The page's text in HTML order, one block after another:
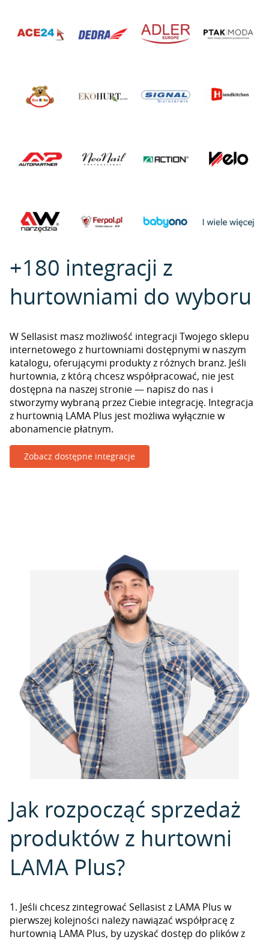
+180 integracji z
hurtowniami do wyboru
W Sellasist masz możliwość integracji Twojego sklepu
internetowego z hurtowniami dostępnymi w naszym
katalogu, oferującymi produkty z różnych branż. Jeśli
hurtownia, z którą chcesz współpracować, nie jest
dostępna na naszej stronie — napisz do nas i
stworzymy wybraną przez Ciebie integrację. Integracja
z hurtownią LAMA Plus jest możliwa wyłącznie w
abonamencie płatnym.
Zobacz dostępne integracje
Jak rozpocząć sprzedaż
produktów z hurtowni
LAMA Plus?
1. Jeśli chcesz zintegrować Sellasist z LAMA Plus w
pierwszej kolejności należy nawiązać współpracę z
hurtownią LAMA Plus, by uzyskać dostęp do plików z